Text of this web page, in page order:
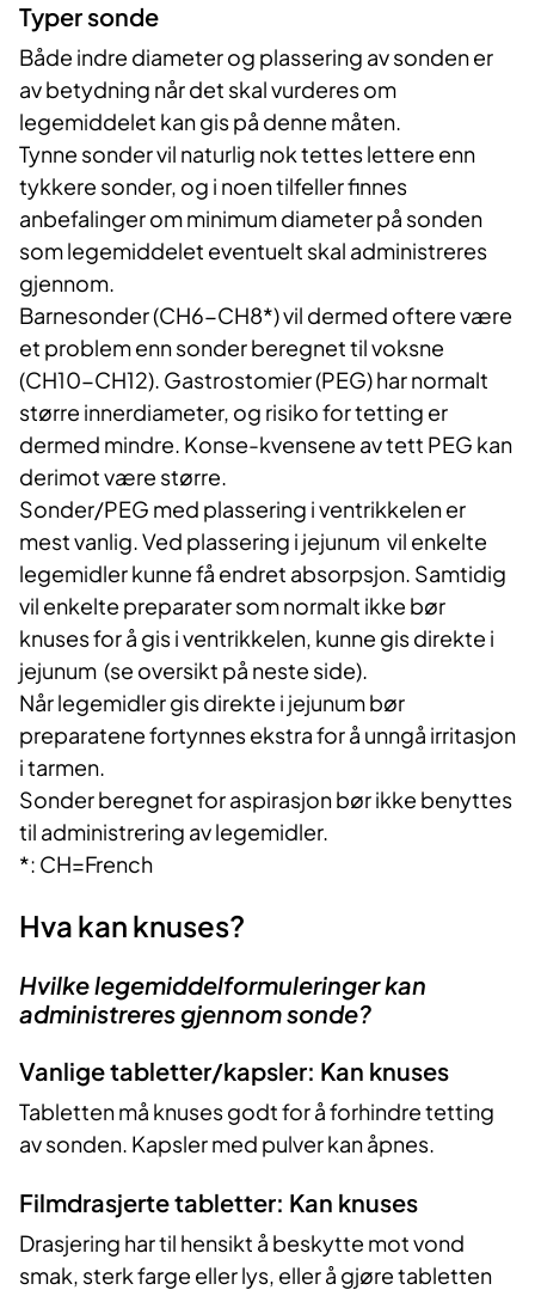
Typer sonde
Både indre diameter og plassering av sonden er
av betydning når det skal vurderes om
legemiddelet kan gis på denne måten.
Tynne sonder vil naturlig nok tettes lettere enn
tykkere sonder, og i noen tilfeller finnes
anbefalinger om minimum diameter på sonden
som legemiddelet eventuelt skal administreres
gjennom.
Barnesonder (CH6-CH8*) vil dermed oftere være
et problem enn sonder beregnet til voksne
(CH10-CH12). Gastrostomier (PEG) har normalt
større innerdiameter, og risiko for tetting er
dermed mindre. Konse-kvensene av tett PEG kan
derimot være større.
Sonder/PEG med plassering i ventrikkelen er
mest vanlig. Ved plassering i jejunum vil enkelte
legemidler kunne få endret absorpsjon. Samtidig
vil enkelte preparater som normalt ikke bør
knuses for å gis i ventrikkelen, kunne gis direkte i
jejunum (se oversikt på neste side).
Når legemidler gis direkte i jejunum bør
preparatene fortynnes ekstra for å unngå irritasjon
i tarmen.
Sonder beregnet for aspirasjon bør ikke benyttes
til administrering av legemidler.
*: CH=French
Hva kan knuses?
Hvilke legemiddelformuleringer kan
administreres gjennom sonde?
Vanlige tabletter/kapsler: Kan knuses
Tabletten må knuses godt for å forhindre tetting
av sonden. Kapsler med pulver kan åpnes.
Filmdrasjerte tabletter: Kan knuses
Drasjering har til hensikt å beskytte mot vond
smak, sterk farge eller lys, eller å gjøre tabletten